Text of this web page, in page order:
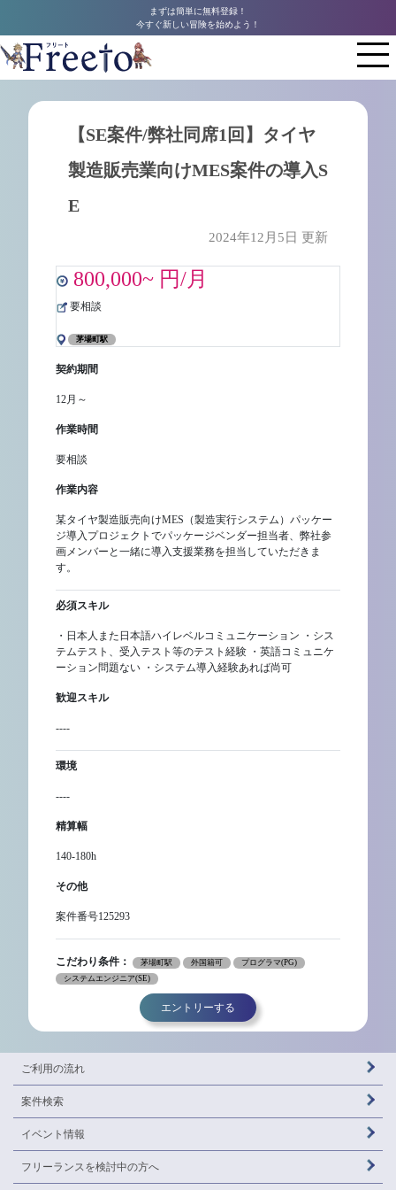
まずは簡単に無料登録！
今すぐ新しい冒険を始めよう！
【SE案件/弊社同席1回】タイヤ
製造販売業向けMES案件の導入S
E
2024年12月5日 更新
800,000~ 円/月
要相談
茅場町駅
契約期間
12月～
作業時間
要相談
作業内容
某タイヤ製造販売向けMES（製造実行システム）パッケー
ジ導入プロジェクトでパッケージベンダー担当者、弊社参
画メンバーと一緒に導入支援業務を担当していただきま
す。
必須スキル
・日本人また日本語ハイレベルコミュニケーション ・シス
テムテスト、受入テスト等のテスト経験 ・英語コミュニケ
ーション問題ない ・システム導入経験あれば尚可
歓迎スキル
----
環境
----
精算幅
140-180h
その他
案件番号125293
こだわり条件： 茅場町駅 外国籍可
プログラマ(PG)
システムエンジニア(SE)
エントリーする
ご利用の流れ
案件検索
イベント情報
フリーランスを検討中の方へ